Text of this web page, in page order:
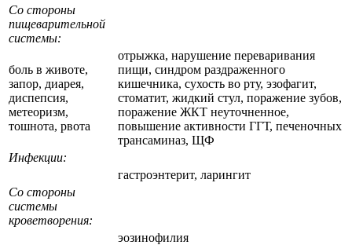
Со стороны
пищеварительной
системы:
боль в животе,
запор, диарея,
диспепсия,
метеоризм,
тошнота, рвота
отрыжка, нарушение переваривания
пищи, синдром раздраженного
кишечника, сухость во рту, эзофагит,
стоматит, жидкий стул, поражение зубов,
поражение ЖКТ неуточненное,
повышение активности ГГТ, печеночных
трансаминаз, ЩФ
Инфекции:
гастроэнтерит, ларингит
Со стороны
системы
кроветворения:
эозинофилия